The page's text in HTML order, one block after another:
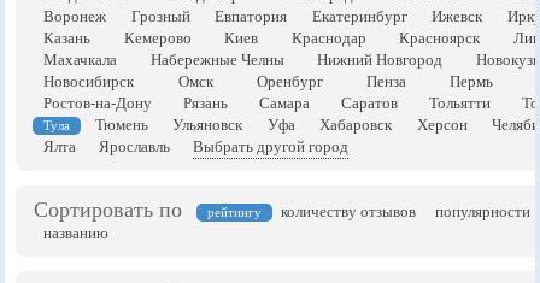
Воронеж
Грозный Евпатория Екатеринбург Ижевск
Казань
Кемерово Киев Краснодар Красноярск
Махачкала
Набережные Челны Нижний Новгород
Новосибирск
Омск Оренбург Пенза Пермь
Ростов-на-Дону
Рязань Самара Саратов Тольятти
Тула Тюмень Ульяновск Уфа Хабаровск Херсон
Ялта
Ярославль Выбрать другой город
Сортировать по рейтингу количеству отзывов
популярности
названию